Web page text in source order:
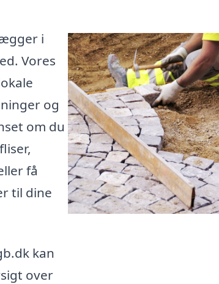
i
Vores
og
om du
få
til dine
kan
over